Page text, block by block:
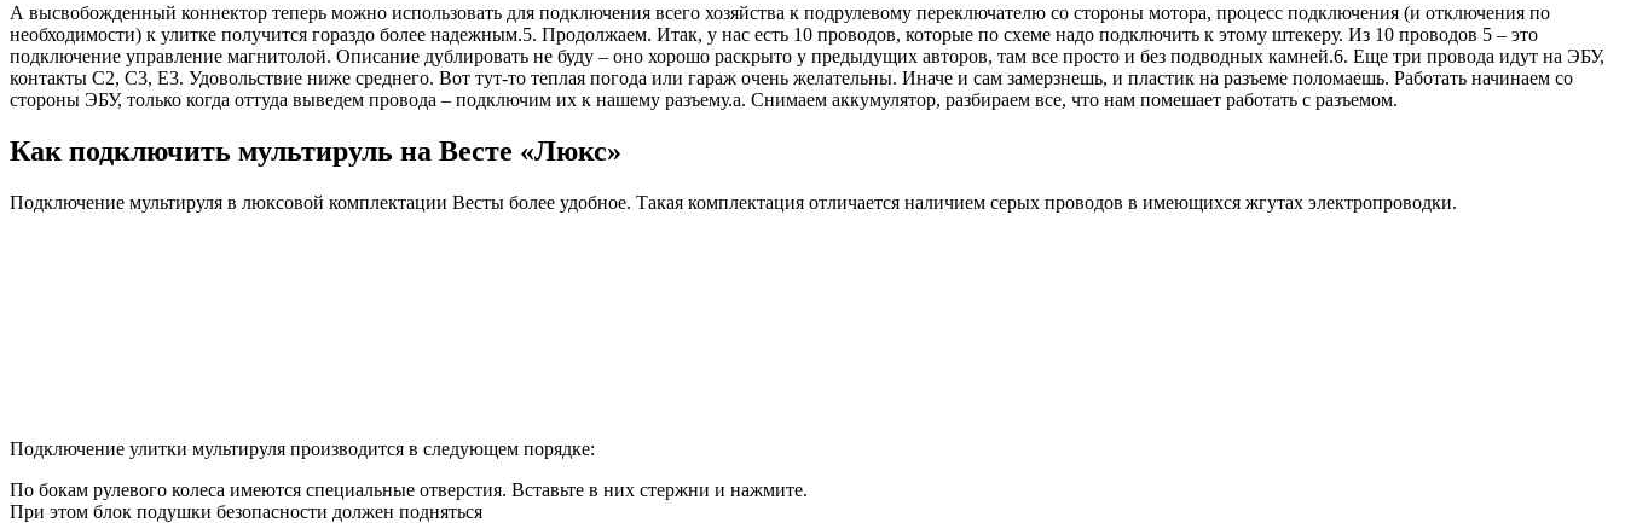
А высвобожденный коннектор теперь можно использовать для подключения всего хозяйства к подрулевому переключателю со стороны мотора, процесс подключения (и отключения по
необходимости) к улитке получится гораздо более надежным.5. Продолжаем. Итак, у нас есть 10 проводов, которые по схеме надо подключить к этому штекеру. Из 10 проводов 5 – это
подключение управление магнитолой. Описание дублировать не буду – оно хорошо раскрыто у предыдущих авторов, там все просто и без подводных камней.6. Еще три провода идут на ЭБУ,
контакты С2, С3, Е3. Удовольствие ниже среднего. Вот тут-то теплая погода или гараж очень желательны. Иначе и сам замерзнешь, и пластик на разъеме поломаешь. Работать начинаем со
стороны ЭБУ, только когда оттуда выведем провода – подключим их к нашему разъему.a. Снимаем аккумулятор, разбираем все, что нам помешает работать с разъемом.
Как подключить мультируль на Весте «Люкс»
Подключение мультируля в люксовой комплектации Весты более удобное. Такая комплектация отличается наличием серых проводов в имеющихся жгутах электропроводки.
Подключение улитки мультируля производится в следующем порядке:
По бокам рулевого колеса имеются специальные отверстия. Вставьте в них стержни и нажмите.
При этом блок подушки безопасности должен подняться